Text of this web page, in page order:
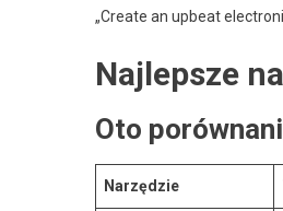
„Create an upbeat
Najlepsze
Oto
Narzędzie